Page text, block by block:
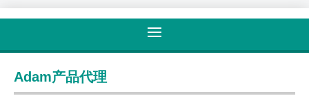
Adam产品代理